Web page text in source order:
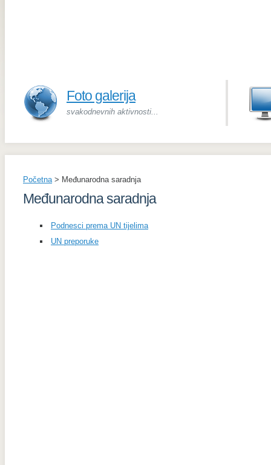
Foto galerija
svakodnevnih aktivnosti...
Početna> Međunarodna saradnja
Međunarodna saradnja
Podnesci prema UN tijelima
UN preporuke